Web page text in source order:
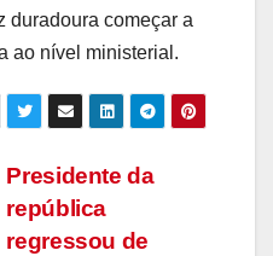
duradoura começar a
ao nível ministerial.
Presidente da
república
regressou de